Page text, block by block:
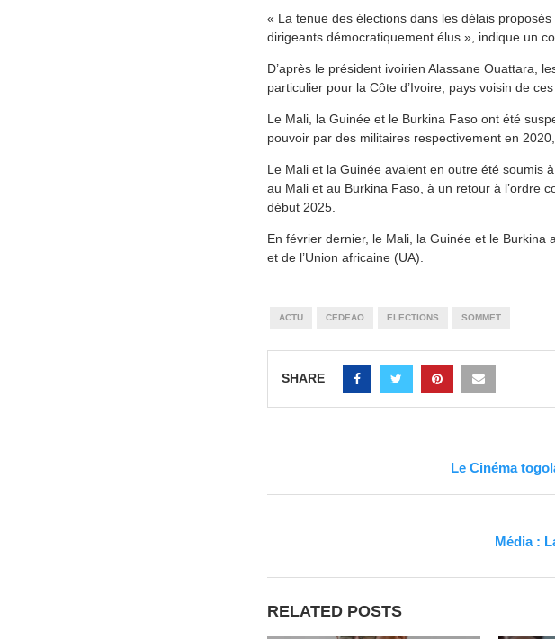
« La tenue des élections dans les délais
dirigeants démocratiquement élus », indique un
D’après le président ivoirien Alassane Ouattara,
particulier pour la Côte d’Ivoire, pays voisin de
Le Mali, la Guinée et le Burkina Faso ont été
pouvoir par des militaires respectivement en
Le Mali et la Guinée avaient en outre été soumis
au Mali et au Burkina Faso, à un retour à l’ordre
début 2025.
En février dernier, le Mali, la Guinée et le
et de l’Union africaine (UA).
ACTU CEDEAO ELECTIONS SOMMET
SHARE
Le Cinéma
Média :
RELATED POSTS